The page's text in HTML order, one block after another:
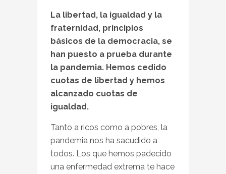
La libertad, la igualdad y la
fraternidad, principios
básicos de la democracia, se
han puesto a prueba durante
la pandemia. Hemos cedido
cuotas de libertad y hemos
alcanzado cuotas de
igualdad.
Tanto a ricos como a pobres, la
pandemia nos ha sacudido a
todos. Los que hemos padecido
una enfermedad extrema te hace